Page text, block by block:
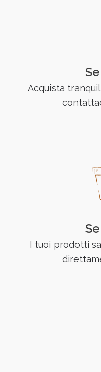
Acquista
I tuoi prodotti